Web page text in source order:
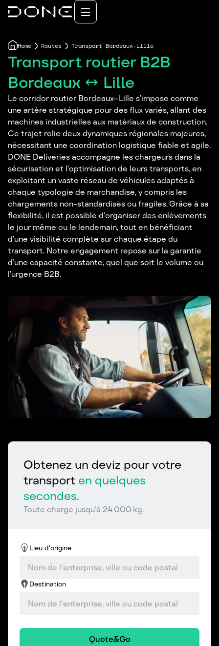
Home Routes Transport Bordeaux-Lille
Transport routier B2B
Bordeaux ↔ Lille
Le corridor routier Bordeaux–Lille s’impose comme
une artère stratégique pour des flux variés, allant des
machines industrielles aux matériaux de construction.
Ce trajet relie deux dynamiques régionales majeures,
nécessitant une coordination logistique fiable et agile.
DONE Deliveries accompagne les chargeurs dans la
sécurisation et l’optimisation de leurs transports, en
exploitant un vaste réseau de véhicules adaptés à
chaque typologie de marchandise, y compris les
chargements non-standardisés ou fragiles. Grâce à sa
flexibilité, il est possible d’organiser des enlèvements
le jour même ou le lendemain, tout en bénéficiant
d’une visibilité complète sur chaque étape du
transport. Notre engagement repose sur la garantie
d’une capacité constante, quel que soit le volume ou
l’urgence B2B.
Obtenez un deviz pour votre
transport en quelques
secondes.
Toute charge jusqu’à 24 000 kg.
Lieu d’origine
Destination
Quote&Go